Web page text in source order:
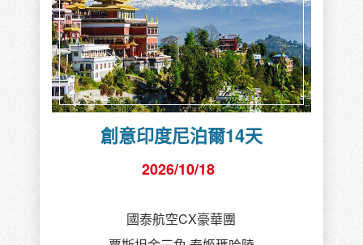
創意印度尼泊爾14天
2026/10/18
國泰航空CX豪華團